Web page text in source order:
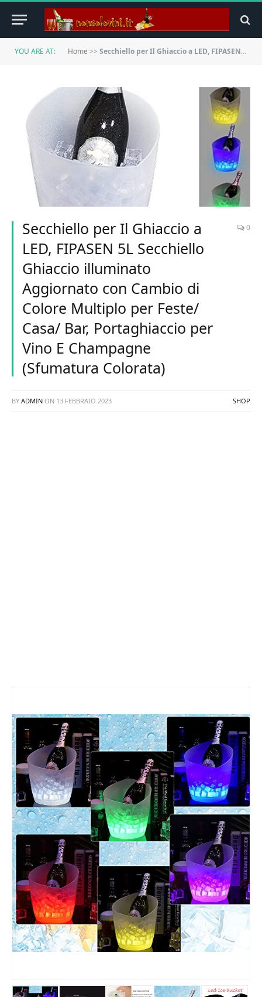
YOU ARE AT: Home >> Secchiello per Il Ghiaccio a LED, FIPASEN 5L Secchiello Ghiaccio illuminato Aggiornato con Cambio di Colore Multiplo per Feste/ Casa/ Bar, Portaghiaccio per Vino E Champagne (Sfumatura Colorata)
Secchiello per Il Ghiaccio a
LED, FIPASEN 5L Secchiello
Ghiaccio illuminato
Aggiornato con Cambio di
Colore Multiplo per Feste/
Casa/ Bar, Portaghiaccio per
Vino E Champagne
(Sfumatura Colorata)
0
BY ADMIN ON 13 FEBBRAIO 2023 SHOP